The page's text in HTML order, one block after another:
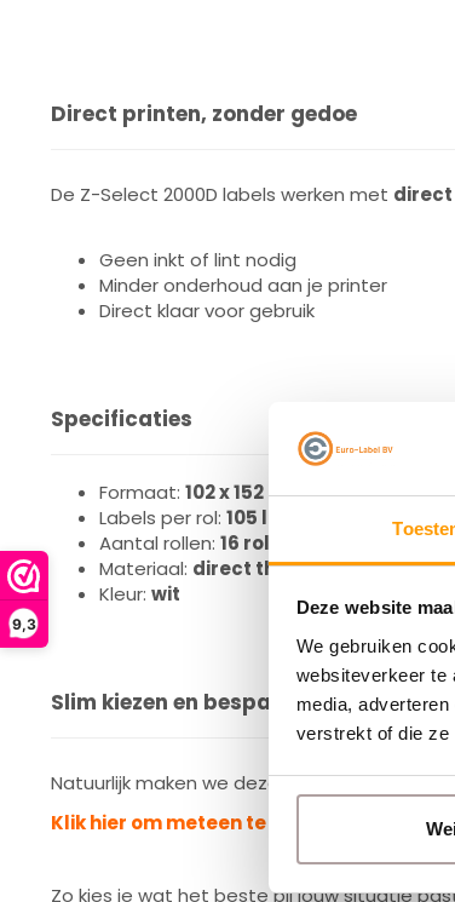
Deze website
We gebruiken
websiteverkeer te
media,
verstrekt of die ze
9,3
Direct printen, zonder gedoe
De Z-Select 2000D labels werken met
Geen inkt of lint nodig
Minder onderhoud aan je printer
Direct klaar voor gebruik
Specificaties
Formaat: 102 x 152 mm
Labels per rol: 105 labels
Aantal rollen: 16 rollen
Materiaal: direct thermal
Kleur: wit
Slim kiezen en besparen
Natuurlijk maken we deze labels ook zelf.
Klik hier om meteen te besparen en
Zo kies je wat het beste bij jouw situatie